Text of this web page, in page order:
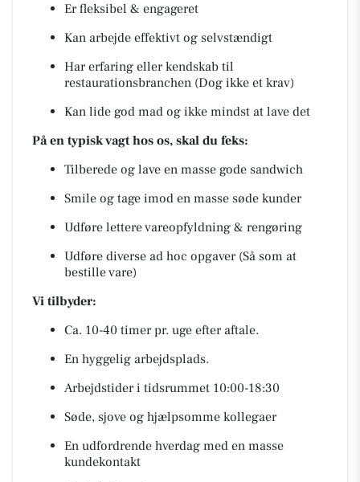
Er fleksibel & engageret
Kan arbejde effektivt og selvstændigt
Har erfaring eller kendskab til
restaurationsbranchen (Dog ikke et krav)
Kan lide god mad og ikke mindst at lave det
På en typisk vagt hos os, skal du feks:
Tilberede og lave en masse gode sandwich
Smile og tage imod en masse søde kunder
Udføre lettere vareopfyldning & rengøring
Udføre diverse ad hoc opgaver (Så som at
bestille vare)
Vi tilbyder:
Ca. 10-40 timer pr. uge efter aftale.
En hyggelig arbejdsplads.
Arbejdstider i tidsrummet 10:00-18:30
Søde, sjove og hjælpsomme kollegaer
En udfordrende hverdag med en masse
kundekontakt